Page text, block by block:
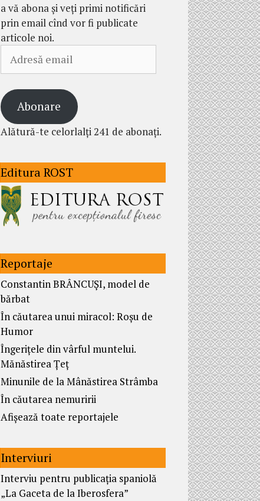
a vă abona și veți primi notificări
prin email cînd vor fi publicate
articole noi.
email
Abonare
Alătură-te celorlalți 241 de abonați.
Editura ROST
Reportaje
Constantin BRÂNCUȘI, model de
bărbat
În căutarea unui miracol: Roșu de
Humor
Îngerițele din vârful muntelui.
Mănăstirea Țeț
Minunile de la Mânăstirea Strâmba
În căutarea nemuririi
Afișează toate reportajele
Interviuri
Interviu pentru publicația spaniolă
„La Gaceta de la Iberosfera”